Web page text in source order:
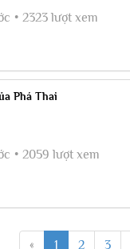
2323 lượt xem
Phá Thai
2059 lượt xem
« 1 2 3